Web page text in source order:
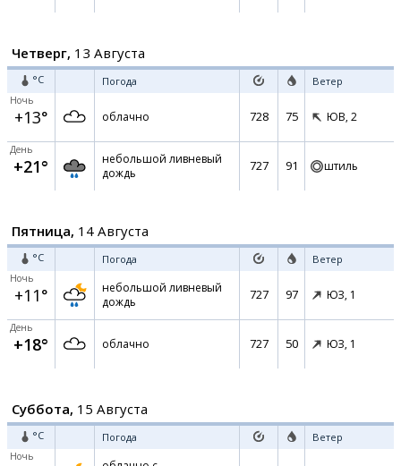
Четверг, 13 Августа
°C Погода Ветер
Ночь
+13° облачно 728 75 ЮВ, 2
День
+21°
небольшой ливневый
дождь
727 91 штиль
Пятница, 14 Августа
°C Погода Ветер
Ночь
+11°
небольшой ливневый
дождь
727 97 ЮЗ, 1
День
+18° облачно 727 50 ЮЗ, 1
Суббота, 15 Августа
°C Погода Ветер
Ночь